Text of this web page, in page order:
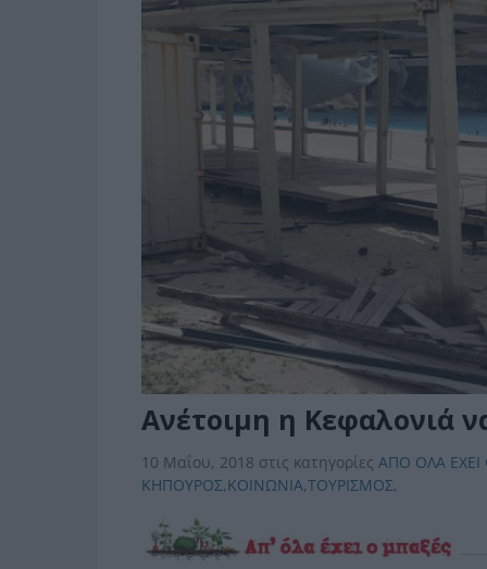
Aνέτοιμη η Κεφαλονιά
10 Μαΐου, 2018 στις κατηγορίες ΑΠΟ ΟΛΑ
ΚΗΠΟΥΡΟΣ,ΚΟΙΝΩΝΙΑ,ΤΟΥΡΙΣΜΟΣ,